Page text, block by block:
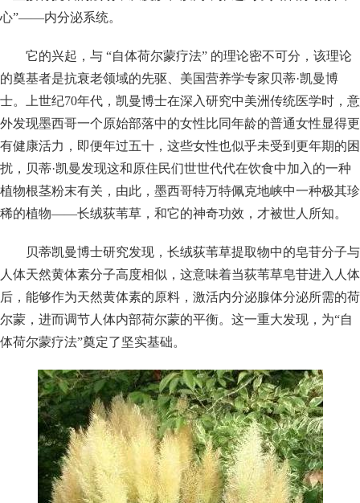
心”——内分泌系统。
它的兴起，与 “自体荷尔蒙疗法” 的理论密不可分，该理论
的奠基者是抗衰老领域的先驱、美国营养学专家贝蒂·凯曼博
士。上世纪70年代，凯曼博士在深入研究中美洲传统医学时，意
外发现墨西哥一个原始部落中的女性比同年龄的普通女性显得更
有健康活力，即便年过五十，这些女性也似乎未受到更年期的困
扰，贝蒂·凯曼发现这和原住民们世世代代在饮食中加入的一种
植物根茎粉末有关，由此，墨西哥特万特佩克地峡中一种极其珍
稀的植物——长绒荻苇草，和它的神奇功效，才被世人所知。
贝蒂凯曼博士研究发现，长绒荻苇草提取物中的皂苷分子与
人体天然黄体素分子高度相似，这意味着当荻苇草皂苷进入人体
后，能够作为天然黄体素的原料，激活内分泌腺体分泌所需的荷
尔蒙，进而调节人体内部荷尔蒙的平衡。这一重大发现，为“自
体荷尔蒙疗法”奠定了坚实基础。